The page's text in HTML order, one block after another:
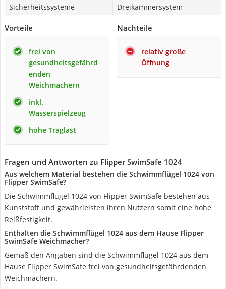
Sicherheitssysteme Dreikammersystem
Vorteile
frei von
gesundheitsgefährd
enden
Weichmachern
inkl.
Wasserspielzeug
hohe Traglast
Nachteile
relativ große
Öffnung
Fragen und Antworten zu Flipper SwimSafe 1024
Aus welchem Material bestehen die Schwimmflügel 1024 von
Flipper SwimSafe?
Die Schwimmflügel 1024 von Flipper SwimSafe bestehen aus
Kunststoff und gewährleisten ihren Nutzern somit eine hohe
Reißfestigkeit.
Enthalten die Schwimmflügel 1024 aus dem Hause Flipper
SwimSafe Weichmacher?
Gemäß den Angaben sind die Schwimmflügel 1024 aus dem
Hause Flipper SwimSafe frei von gesundheitsgefährdenden
Weichmachern.